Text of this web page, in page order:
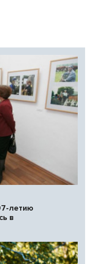
летию
в